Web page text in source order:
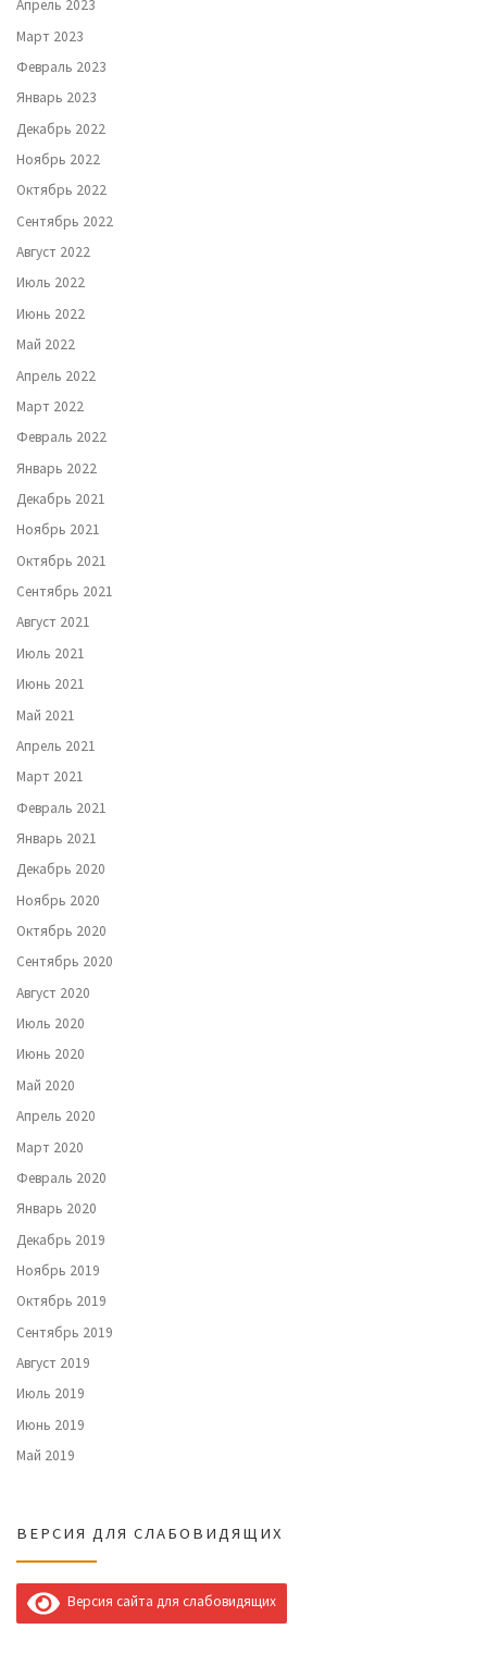
Апрель 2023
Март 2023
Февраль 2023
Январь 2023
Декабрь 2022
Ноябрь 2022
Октябрь 2022
Сентябрь 2022
Август 2022
Июль 2022
Июнь 2022
Май 2022
Апрель 2022
Март 2022
Февраль 2022
Январь 2022
Декабрь 2021
Ноябрь 2021
Октябрь 2021
Сентябрь 2021
Август 2021
Июль 2021
Июнь 2021
Май 2021
Апрель 2021
Март 2021
Февраль 2021
Январь 2021
Декабрь 2020
Ноябрь 2020
Октябрь 2020
Сентябрь 2020
Август 2020
Июль 2020
Июнь 2020
Май 2020
Апрель 2020
Март 2020
Февраль 2020
Январь 2020
Декабрь 2019
Ноябрь 2019
Октябрь 2019
Сентябрь 2019
Август 2019
Июль 2019
Июнь 2019
Май 2019
ВЕРСИЯ ДЛЯ СЛАБОВИДЯЩИХ
Версия сайта для слабовидящих